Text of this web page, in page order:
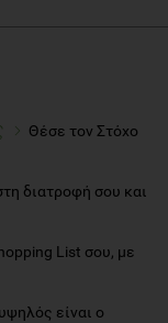
Θέσε τον Στόχο
διατροφή σου και
List σου, με
είναι ο